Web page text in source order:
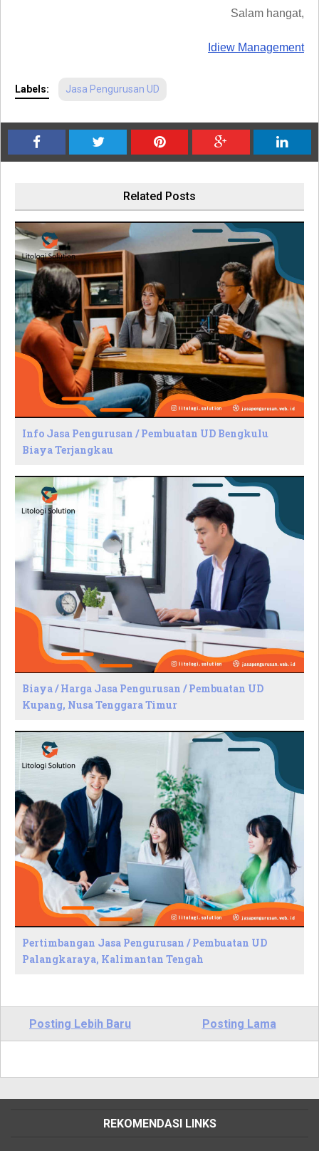
Salam hangat,
Idiew Management
Labels: Jasa Pengurusan UD
Related Posts
Info Jasa Pengurusan / Pembuatan UD Bengkulu
Biaya Terjangkau
Biaya / Harga Jasa Pengurusan / Pembuatan UD
Kupang, Nusa Tenggara Timur
Pertimbangan Jasa Pengurusan / Pembuatan UD
Palangkaraya, Kalimantan Tengah
Posting Lebih Baru Posting Lama
REKOMENDASI LINKS